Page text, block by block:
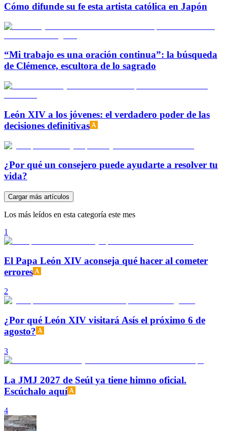
Cómo difunde su fe esta artista católica en Japón
“Mi trabajo es una oración continua”: la búsqueda
de Clémence, escultora de lo sagrado
León XIV a los jóvenes: el verdadero poder de las
decisiones definitivas
¿Por qué un consejero puede ayudarte a resolver tu
vida?
Cargar más artículos
Los más leídos en esta categoría este mes
1
El Papa León XIV aconseja qué hacer al cometer
errores
2
¿Por qué León XIV visitará Asís el próximo 6 de
agosto?
3
La JMJ 2027 de Seúl ya tiene himno oficial.
Escúchalo aquí
4